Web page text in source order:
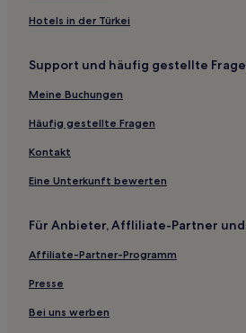
Hotels in der Türkei
Support und häufig gestellte
Meine Buchungen
Häufig gestellte Fragen
Kontakt
Eine Unterkunft bewerten
Für Anbieter, Affliliate-Partner
Affiliate-Partner-Programm
Presse
Bei uns werben